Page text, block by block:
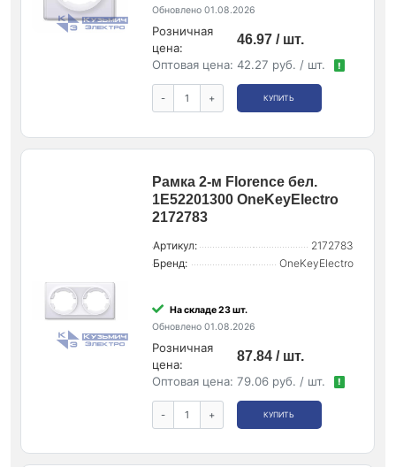
Обновлено 01.08.2026
Розничная
цена:
46.97 / шт.
Оптовая цена: 42.27 руб. / шт. !
- + КУПИТЬ
Рамка 2-м Florence бел.
1E52201300 OneKeyElectro
2172783
Артикул:
2172783
Бренд:
OneKeyElectro
На складе 23 шт.
Обновлено 01.08.2026
Розничная
цена:
87.84 / шт.
Оптовая цена: 79.06 руб. / шт. !
- + КУПИТЬ